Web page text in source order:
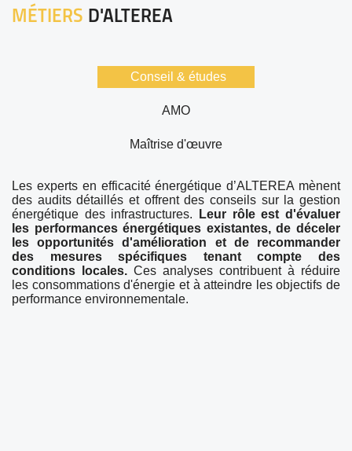
MÉTIERS D'ALTEREA
Conseil & études
AMO
Maîtrise d'œuvre
Les experts en efficacité énergétique d’ALTEREA mènent
des audits détaillés et offrent des conseils sur la gestion
énergétique des infrastructures.
Leur rôle est d'évaluer
les performances énergétiques existantes, de déceler
les opportunités d'amélioration et de recommander
des mesures spécifiques tenant compte des
conditions locales. Ces analyses contribuent à réduire
les consommations d'énergie et à atteindre les objectifs de
performance environnementale.